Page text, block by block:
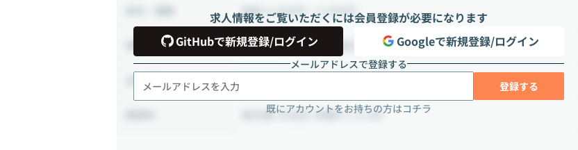
求人情報をご覧いただくには会員登録が必要になります
GitHubで新規登録/ログイン
Googleで新規登録/ログイン
メールアドレスで登録する
登録する
既にアカウントをお持ちの方はコチラ
時給 4,500円 ~ 6,000円
稼働時間 80時間 ~ 160時間（週20 ~ 40時間）
出社頻度
東京都 文京区 本郷4-1-4 10F